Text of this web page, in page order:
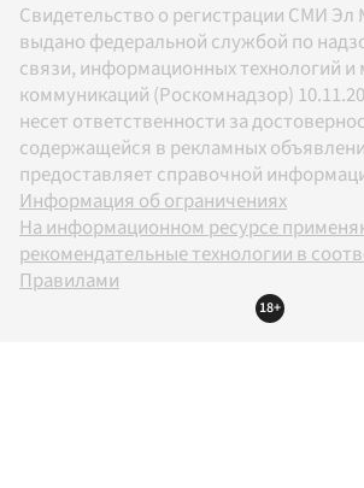
Свидетельство о регистрации СМИ
выдано федеральной службой по
связи, информационных технологий и
коммуникаций (Роскомнадзор)
несет ответственности за
содержащейся в рекламных
предоставляет справочной
Информация об ограничениях
На информационном ресурсе
рекомендательные технологии в
Правилами
18+